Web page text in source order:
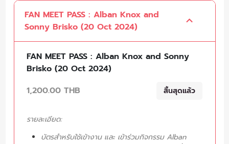
FAN MEET PASS : Alban Knox and
Sonny Brisko (20 Oct 2024)
FAN MEET PASS : Alban Knox and Sonny
Brisko (20 Oct 2024)
1,200.00 THB
สิ้นสุดแล้ว
รายละเอียด:
บัตรสำหรับใช้เข้างาน และ เข้าร่วมกิจกรรม Alban